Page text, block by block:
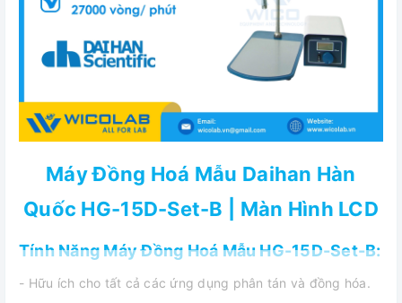
Máy Đồng Hoá Mẫu Daihan Hàn
Quốc HG-15D-Set-B | Màn Hình LCD
Tính Năng Máy Đồng Hoá Mẫu HG-15D-Set-B:
- Hữu ích cho tất cả các ứng dụng phân tán và đồng hóa.